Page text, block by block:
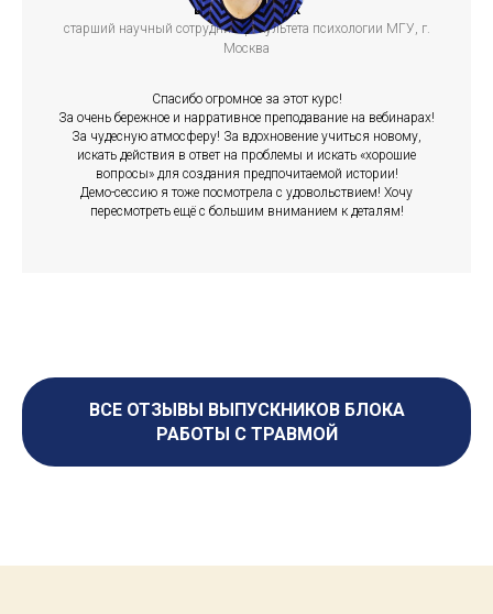
Елена Голынчик
старший научный сотрудник факультета психологии МГУ, г.
Москва
Спасибо огромное за этот курс!
За очень бережное и нарративное преподавание на вебинарах!
За чудесную атмосферу! За вдохновение учиться новому,
искать действия в ответ на проблемы и искать «хорошие
вопросы» для создания предпочитаемой истории!
Демо-сессию я тоже посмотрела с удовольствием! Хочу
пересмотреть ещё с большим вниманием к деталям!
ВСЕ ОТЗЫВЫ ВЫПУСКНИКОВ БЛОКА
РАБОТЫ С ТРАВМОЙ